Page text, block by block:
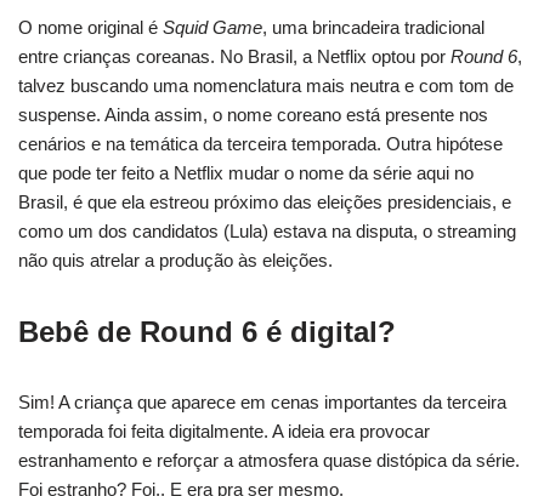
O nome original é Squid Game, uma brincadeira tradicional
entre crianças coreanas. No Brasil, a Netflix optou por Round 6,
talvez buscando uma nomenclatura mais neutra e com tom de
suspense. Ainda assim, o nome coreano está presente nos
cenários e na temática da terceira temporada. Outra hipótese
que pode ter feito a Netflix mudar o nome da série aqui no
Brasil, é que ela estreou próximo das eleições presidenciais, e
como um dos candidatos (Lula) estava na disputa, o streaming
não quis atrelar a produção às eleições.
Bebê de Round 6 é digital?
Sim! A criança que aparece em cenas importantes da terceira
temporada foi feita digitalmente. A ideia era provocar
estranhamento e reforçar a atmosfera quase distópica da série.
Foi estranho? Foi.. E era pra ser mesmo.